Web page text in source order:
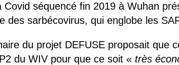
Covid séquencé fin 2019 à Wuhan
des sarbécovirus, qui englobe les
du projet DEFUSE proposait que
du WIV pour que ce soit « très